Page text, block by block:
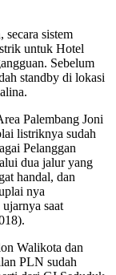
secara sistem
untuk Hotel
Sebelum
standby di lokasi
Palembang Joni
listriknya sudah
Pelanggan
dua jalur yang
handal, dan
nya
saat
Walikota dan
PLN sudah